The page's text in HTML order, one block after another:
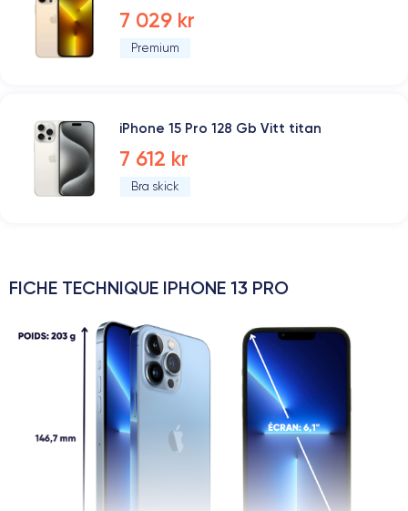
7 029 kr
Premium
iPhone 15 Pro 128 Gb Vitt titan
7 612 kr
Bra skick
FICHE TECHNIQUE IPHONE 13 PRO